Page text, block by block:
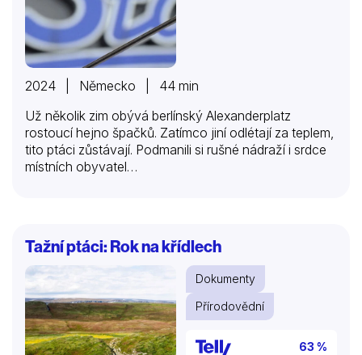
2024 | Německo | 44 min
Už několik zim obývá berlínský Alexanderplatz
rostoucí hejno špačků. Zatímco jiní odlétají za teplem,
tito ptáci zůstávají. Podmanili si rušné nádraží i srdce
místních obyvatel…
Tažní ptáci: Rok na křídlech
Dokumenty
Přírodovědní
63 %